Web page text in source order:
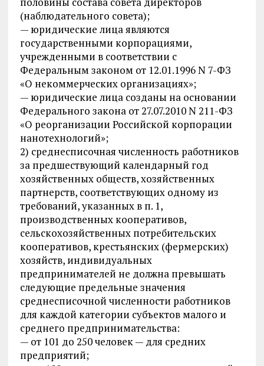
(наблюдательного совета);
— юридические лица являются
государственными корпорациями,
учрежденными в соответствии с
Федеральным законом от 12.01.1996 N 7-ФЗ
«О некоммерческих организациях»;
— юридические лица созданы на основании
Федерального закона от 27.07.2010 N 211-ФЗ
«О реорганизации Российской корпорации
нанотехнологий»;
2) среднесписочная численность работников
за предшествующий календарный год
хозяйственных обществ, хозяйственных
партнерств, соответствующих одному из
требований, указанных в п. 1,
производственных кооперативов,
сельскохозяйственных потребительских
кооперативов, крестьянских (фермерских)
хозяйств, индивидуальных
предпринимателей не должна превышать
следующие предельные значения
среднесписочной численности работников
для каждой категории субъектов малого и
среднего предпринимательства:
— от 101 до 250 человек — для средних
предприятий;